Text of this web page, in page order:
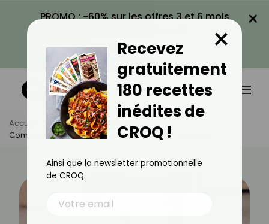
PROMO : -60% sur les offres 3 et 6 mois
VOIR LA PROMO
×
Accueil Actus
Minceur
Comment Perdre Du Poids Quand On Est Immobilisé ?
Recevez
gratuitement
180 recettes
inédites de
CROQ !
×
Ainsi que la newsletter promotionnelle
de CROQ.